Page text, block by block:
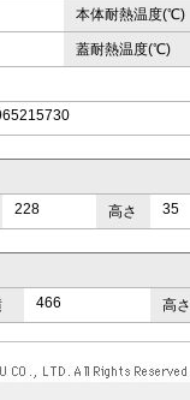
本体耐熱温度(℃)
蓋耐熱温度(℃)
228 高さ 35
466 高さ